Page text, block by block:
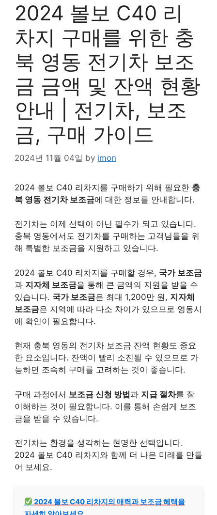
2024 볼보 C40 리
차지 구매를 위한 충
북 영동 전기차 보조
금 금액 및 잔액 현황
안내 | 전기차, 보조
금, 구매 가이드
2024년 11월 04일 by jmon
2024 볼보 C40 리차지를 구매하기 위해 필요한 충
북 영동 전기차 보조금에 대한 정보를 안내합니다.
전기차는 이제 선택이 아닌 필수가 되고 있습니다.
충북 영동에서도 전기차를 구매하는 고객님들을 위
해 특별한 보조금을 지원하고 있습니다.
2024 볼보 C40 리차지를 구매할 경우, 국가 보조금
과 지자체 보조금을 통해 큰 금액의 지원을 받을 수
있습니다. 국가 보조금은 최대 1,200만 원, 지자체
보조금은 지역에 따라 다소 차이가 있으므로 영동시
에 확인이 필요합니다.
현재 충북 영동의 전기차 보조금 잔액 현황도 중요
한 요소입니다. 잔액이 빨리 소진될 수 있으므로 가
능하면 조속히 구매를 고려하는 것이 좋습니다.
구매 과정에서 보조금 신청 방법과 지급 절차를 잘
이해하는 것이 필요합니다. 이를 통해 손쉽게 보조
금을 받을 수 있습니다.
전기차는 환경을 생각하는 현명한 선택입니다.
2024 볼보 C40 리차지와 함께 더 나은 미래를 만들
어 보세요.
2024 볼보 C40 리차지의 매력과 보조금 혜택을